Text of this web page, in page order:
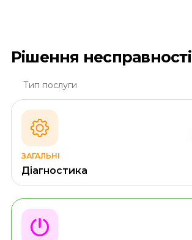
Рішення несправності
Тип послуги
ЗАГАЛЬНІ
Діагностика